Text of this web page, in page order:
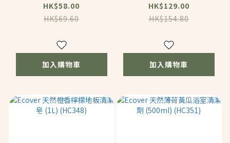
(HC350)
HK$58.00
HK$69.60
加入購物車
(1.43L) (HC349)
HK$129.00
HK$154.80
加入購物車